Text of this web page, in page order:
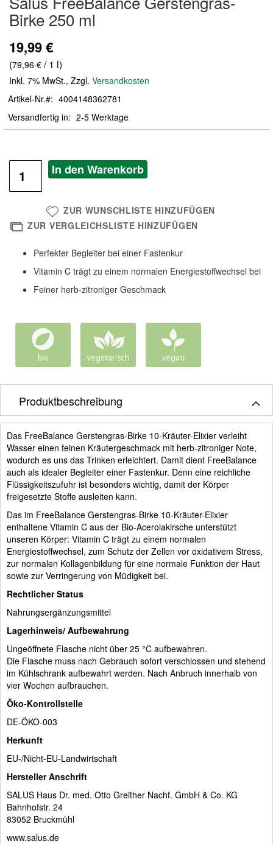
der
Bildergalerie
Birke 250 ml
19,99 €
(79,96 € / 1 l)
Inkl. 7% MwSt., Zzgl. Versandkosten
Artikel-Nr.
4004148362781
Versandfertig in
2-5 Werktage
In den Warenkorb
ZUR WUNSCHLISTE HINZUFÜGEN
ZUR VERGLEICHSLISTE HINZUFÜGEN
Perfekter Begleiter bei einer Fastenkur
Vitamin C trägt zu einem normalen Energiestoffwechsel bei
Feiner herb-zitroniger Geschmack
Produktbeschreibung
Das FreeBalance Gerstengras-Birke 10-Kräuter-Elixier verleiht
Wasser einen feinen Kräutergeschmack mit herb-zitroniger Note,
wodurch es uns das Trinken erleichtert. Damit dient FreeBalance
auch als idealer Begleiter einer Fastenkur. Denn eine reichliche
Flüssigkeitszufuhr ist besonders wichtig, damit der Körper
freigesetzte Stoffe ausleiten kann.
Das im FreeBalance Gerstengras-Birke 10-Kräuter-Elixier
enthaltene Vitamin C aus der Bio-Acerolakirsche unterstützt
unseren Körper: Vitamin C trägt zu einem normalen
Energiestoffwechsel, zum Schutz der Zellen vor oxidativem Stress,
zur normalen Kollagenbildung für eine normale Funktion der Haut
sowie zur Verringerung von Müdigkeit bei.
Rechtlicher Status
Nahrungsergänzungsmittel
Lagerhinweis/ Aufbewahrung
Ungeöffnete Flasche nicht über 25 °C aufbewahren.
Die Flasche muss nach Gebrauch sofort verschlossen und stehend
im Kühlschrank aufbewahrt werden. Nach Anbruch innerhalb von
vier Wochen aufbrauchen.
Öko-Kontrollstelle
DE-ÖKO-003
Herkunft
EU-/Nicht-EU-Landwirtschaft
Hersteller Anschrift
SALUS Haus Dr. med. Otto Greither Nachf. GmbH & Co. KG
Bahnhofstr. 24
83052 Bruckmühl
www.salus.de